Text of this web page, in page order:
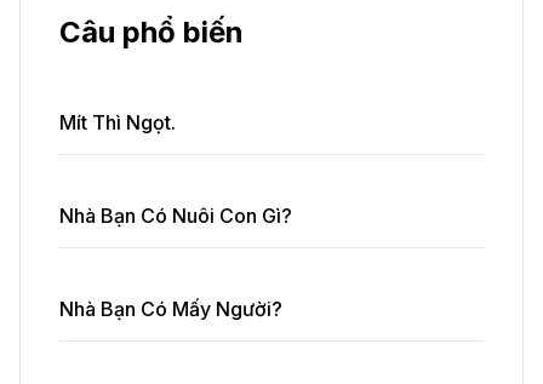
Câu phổ biến
Mít Thì Ngọt.
Nhà Bạn Có Nuôi Con Gì?
Nhà Bạn Có Mấy Người?